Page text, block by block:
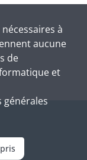
à
aucune
de
et
générales